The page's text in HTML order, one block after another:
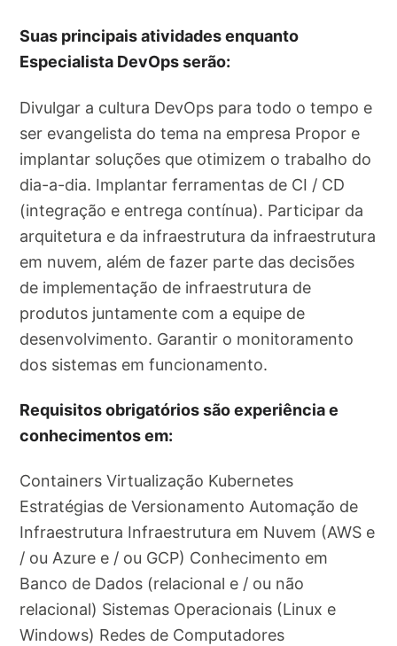
Suas principais atividades enquanto
Especialista DevOps serão:
Divulgar a cultura DevOps para todo o tempo e
ser evangelista do tema na empresa Propor e
implantar soluções que otimizem o trabalho do
dia-a-dia. Implantar ferramentas de CI / CD
(integração e entrega contínua). Participar da
arquitetura e da infraestrutura da infraestrutura
em nuvem, além de fazer parte das decisões
de implementação de infraestrutura de
produtos juntamente com a equipe de
desenvolvimento. Garantir o monitoramento
dos sistemas em funcionamento.
Requisitos obrigatórios são experiência e
conhecimentos em:
Containers Virtualização Kubernetes
Estratégias de Versionamento Automação de
Infraestrutura Infraestrutura em Nuvem (AWS e
/ ou Azure e / ou GCP) Conhecimento em
Banco de Dados (relacional e / ou não
relacional) Sistemas Operacionais (Linux e
Windows) Redes de Computadores